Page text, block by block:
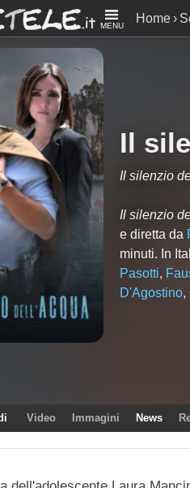
MENU
Home
Il
Il silenzio
Il silenzio
e diretta da
minuti. In
Pasotti,
D'Agostino,
Video Immagini News